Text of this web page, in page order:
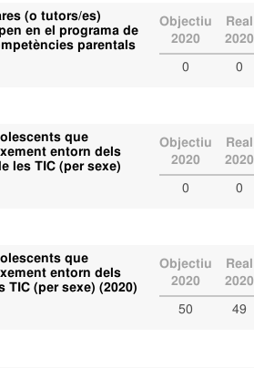
(o tutors/es)
en el programa de
parentals
Objectiu
2020
Real
2020
0 0
que
entorn dels
les TIC (per sexe)
Objectiu
2020
Real
2020
0 0
que
entorn dels
TIC (per sexe) (2020)
Objectiu
2020
Real
2020
50 49